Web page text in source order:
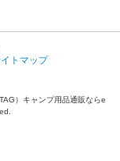
トマップ
）キャンプ用品通販ならe